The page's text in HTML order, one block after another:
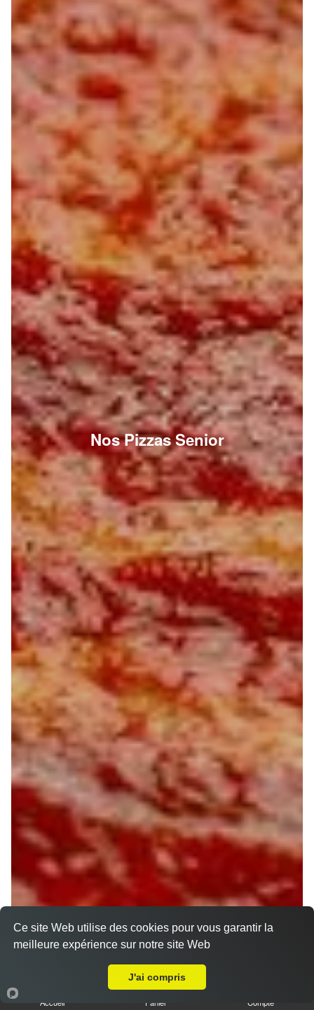
Nos Pizzas Senior
Accueil Panier Compte
Ce site Web utilise des cookies pour vous garantir la
meilleure expérience sur notre site Web
J'ai compris